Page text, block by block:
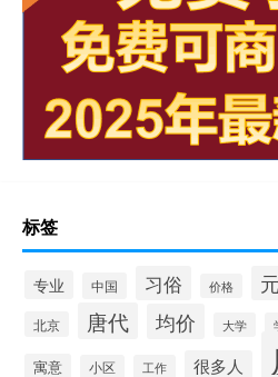
标签
专业 中国 习俗 价格
北京 唐代 均价 大学
寓意 小区 工作 很多人